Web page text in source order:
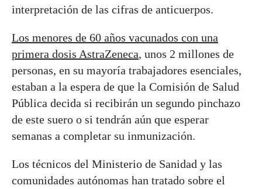
interpretación de las cifras de anticuerpos.
Los menores de 60 años vacunados con una
primera dosis AstraZeneca, unos 2 millones de
personas, en su mayoría trabajadores esenciales,
estaban a la espera de que la Comisión de Salud
Pública decida si recibirán un segundo pinchazo
de este suero o si tendrán aún que esperar
semanas a completar su inmunización.
Los técnicos del Ministerio de Sanidad y las
comunidades autónomas han tratado sobre el